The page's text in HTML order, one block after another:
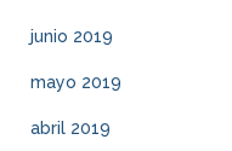
junio 2019
mayo 2019
abril 2019